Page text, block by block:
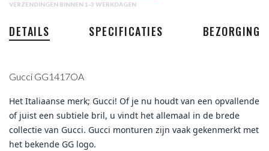
VERZENDINGEN BINNEN 1-3 WERKDAGEN
DETAILS SPECIFICATIES BEZORGING
Gucci GG1417OA
Het Italiaanse merk; Gucci! Of je nu houdt van een opvallende
of juist een subtiele bril, u vindt het allemaal in de brede
collectie van Gucci. Gucci monturen zijn vaak gekenmerkt met
het bekende GG logo.